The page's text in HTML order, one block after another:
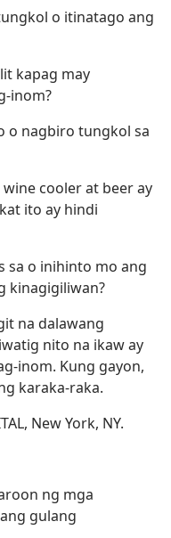
o itinatago ang
kapag may
inom?
o nagbiro tungkol sa
cooler at beer ay
ito ay hindi
sa o inihinto mo ang
kinagigiliwan?
na dalawang
nito na ikaw ay
inom. Kung gayon,
karaka-raka.
New York, NY.
ng mga
gulang